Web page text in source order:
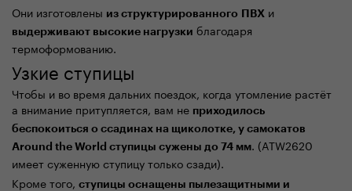
Они изготовлены из структурированного ПВХ и
выдерживают высокие нагрузки благодаря
термоформованию.
Узкие ступицы
Чтобы и во время дальних поездок, когда утомление растёт
а внимание притупляется, вам не приходилось
беспокоиться о ссадинах на щиколотке, у самокатов
Around the World ступицы сужены до 74 мм. (ATW2620
имеет суженную ступицу только сзади).
Кроме того, ступицы оснащены пылезащитными и